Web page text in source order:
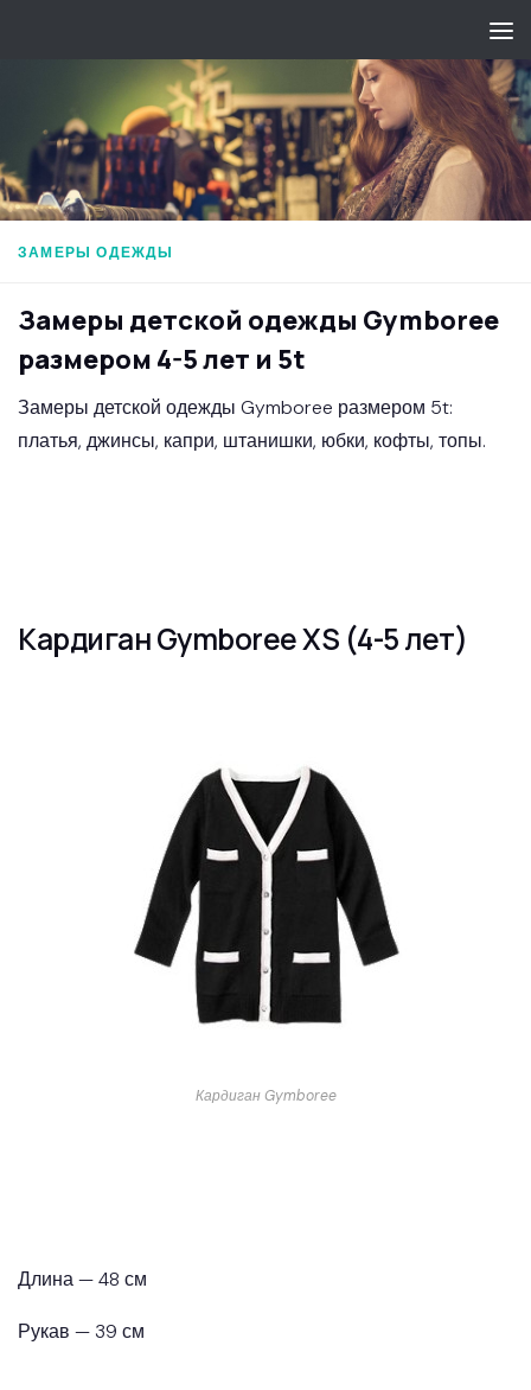
ЗАМЕРЫ ОДЕЖДЫ
Замеры детской одежды Gymboree
размером 4-5 лет и 5t
Замеры детской одежды Gymboree размером 5t:
платья, джинсы, капри, штанишки, юбки, кофты, топы.
Кардиган Gymboree XS (4-5 лет)
Кардиган Gymboree
Длина — 48 см
Рукав — 39 см